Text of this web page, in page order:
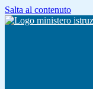
Salta al contenuto